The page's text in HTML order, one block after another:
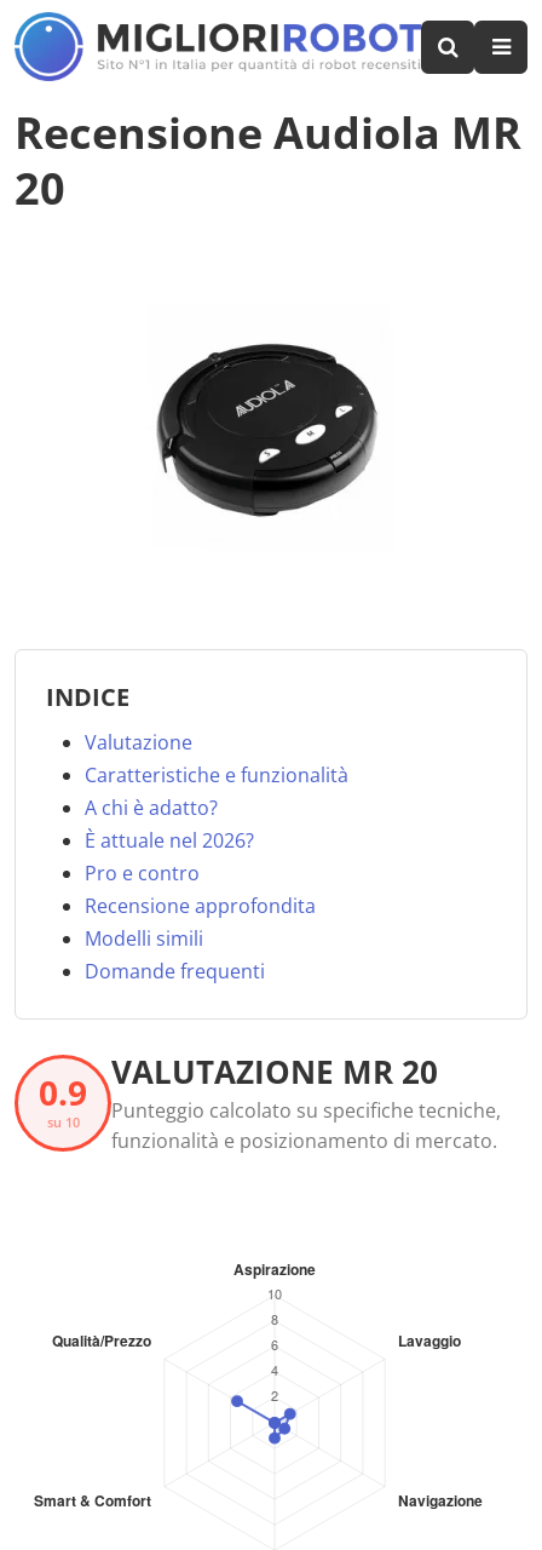
Recensione Audiola MR
20
INDICE
Valutazione
Caratteristiche e funzionalità
A chi è adatto?
È attuale nel 2026?
Pro e contro
Recensione approfondita
Modelli simili
Domande frequenti
0.9
su 10
VALUTAZIONE MR 20
Punteggio calcolato su specifiche tecniche,
funzionalità e posizionamento di mercato.